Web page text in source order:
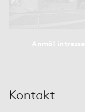
Anmäl intresse
Kontakt